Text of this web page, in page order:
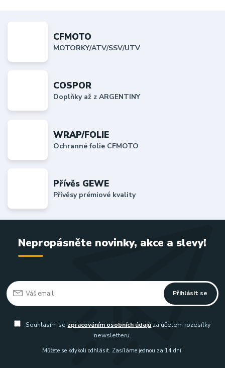
CFMOTO
MOTORKY/ATV/SSV/UTV
COSPOR
Doplňky až z ARGENTINY
WRAP/FOLIE
Ochranné folie CFMOTO
Přívěs GEWE
Přívěsy prémiové kvality
Nepropásněte novinky, akce a slevy!
Přihlásit se
Souhlasím se zpracováním osobních údajů za účelem rozesílky
newsletteru.
Můžete se kdykoli odhlásit. Zasíláme jednou za 14 dní.